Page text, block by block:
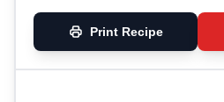
Print Recipe